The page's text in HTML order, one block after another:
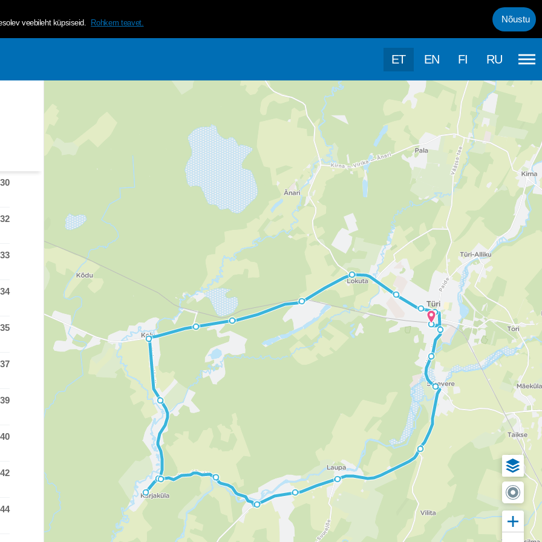
arial, sans-serif;">Tagamaks lehe mugavama ja isikup&auml;rasema kasutamise, kasutab k&auml;esolev veebileht
veebileht küpsiseid. Rohkem teavet. Nõustu
ET EN FI RU
time was at
time was at
time was at
time was at
time was at
time was at
time was at
time was at
time was at
time was at